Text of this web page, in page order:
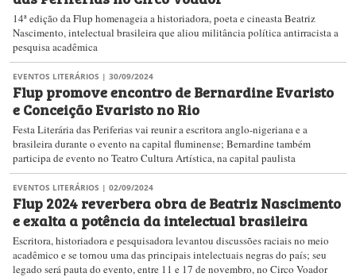
14ª edição da Flup homenageia a historiadora, poeta e cineasta Beatriz
Nascimento, intelectual brasileira que aliou militância política antirracista a
pesquisa acadêmica
EVENTOS LITERÁRIOS | 30/09/2024
Flup promove encontro de Bernardine Evaristo
e Conceição Evaristo no Rio
Festa Literária das Periferias vai reunir a escritora anglo-nigeriana e a
brasileira durante o evento na capital fluminense; Bernardine também
participa de evento no Teatro Cultura Artística, na capital paulista
EVENTOS LITERÁRIOS | 02/09/2024
Flup 2024 reverbera obra de Beatriz Nascimento
e exalta a potência da intelectual brasileira
​Escritora, historiadora e pesquisadora levantou discussões raciais no meio
acadêmico e se tornou uma das principais intelectuais negras do país; seu
legado será pauta do evento, entre 11 e 17 de novembro, no Circo Voador